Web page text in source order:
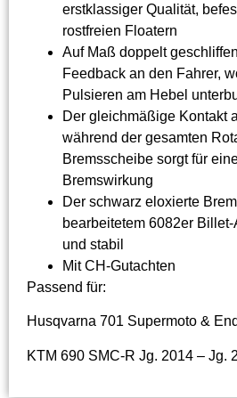
erstklassiger Qualität,
rostfreien Floatern
Auf Maß doppelt
Feedback an den Fahrer,
Pulsieren am Hebel
Der gleichmäßige Kontakt
während der gesamten
Bremsscheibe sorgt für
Bremswirkung
Der schwarz eloxierte
bearbeitetem 6082er
und stabil
Mit CH-Gutachten
Passend für:
Husqvarna 701 Supermoto &
KTM 690 SMC-R Jg. 2014 – Jg.